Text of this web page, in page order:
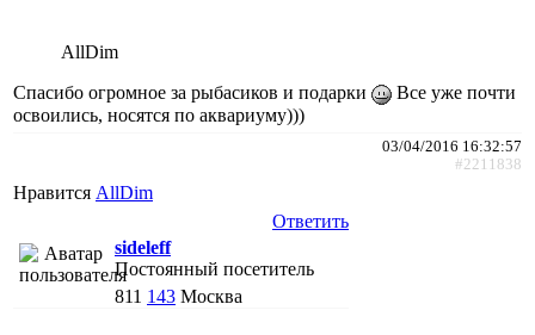
AllDim
Спасибо огромное за рыбасиков и подарки
Все уже почти
освоились, носятся по аквариуму)))
03/04/2016 16:32:57
#2211838
Нравится AllDim
Ответить
sideleff
Постоянный посетитель
811 143 Москва